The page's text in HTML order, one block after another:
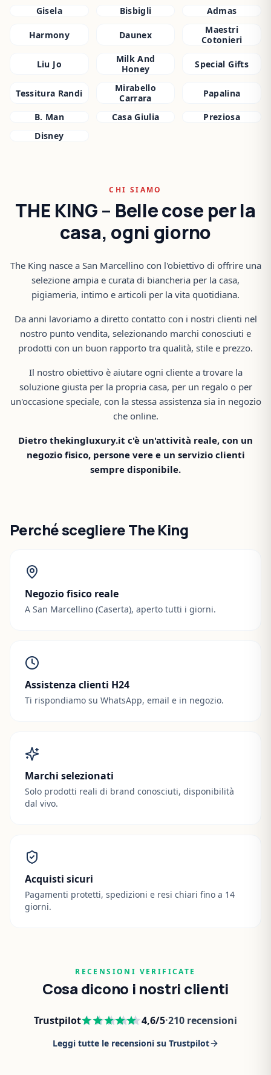
Gisela Bisbigli Admas
Harmony Daunex
Maestri
Cotonieri
Liu Jo
Milk And
Honey
Special Gifts
Tessitura Randi
Mirabello
Carrara
Papalina
B. Man Casa Giulia
Preziosa
Disney
CHI SIAMO
THE KING – Belle cose per la
casa, ogni giorno
The King nasce a San Marcellino con l'obiettivo di offrire una
selezione ampia e curata di biancheria per la casa,
pigiameria, intimo e articoli per la vita quotidiana.
Da anni lavoriamo a diretto contatto con i nostri clienti nel
nostro punto vendita, selezionando marchi conosciuti e
prodotti con un buon rapporto tra qualità, stile e prezzo.
Il nostro obiettivo è aiutare ogni cliente a trovare la
soluzione giusta per la propria casa, per un regalo o per
un'occasione speciale, con la stessa assistenza sia in negozio
che online.
Dietro thekingluxury.it c'è un'attività reale, con un
negozio fisico, persone vere e un servizio clienti
sempre disponibile.
Perché scegliere The King
Negozio fisico reale
A San Marcellino (Caserta), aperto tutti i giorni.
Assistenza clienti H24
Ti rispondiamo su WhatsApp, email e in negozio.
Marchi selezionati
Solo prodotti reali di brand conosciuti, disponibilità
dal vivo.
Acquisti sicuri
Pagamenti protetti, spedizioni e resi chiari fino a 14
giorni.
RECENSIONI VERIFICATE
Cosa dicono i nostri clienti
Trustpilot 4,6/5·210 recensioni
Leggi tutte le recensioni su Trustpilot